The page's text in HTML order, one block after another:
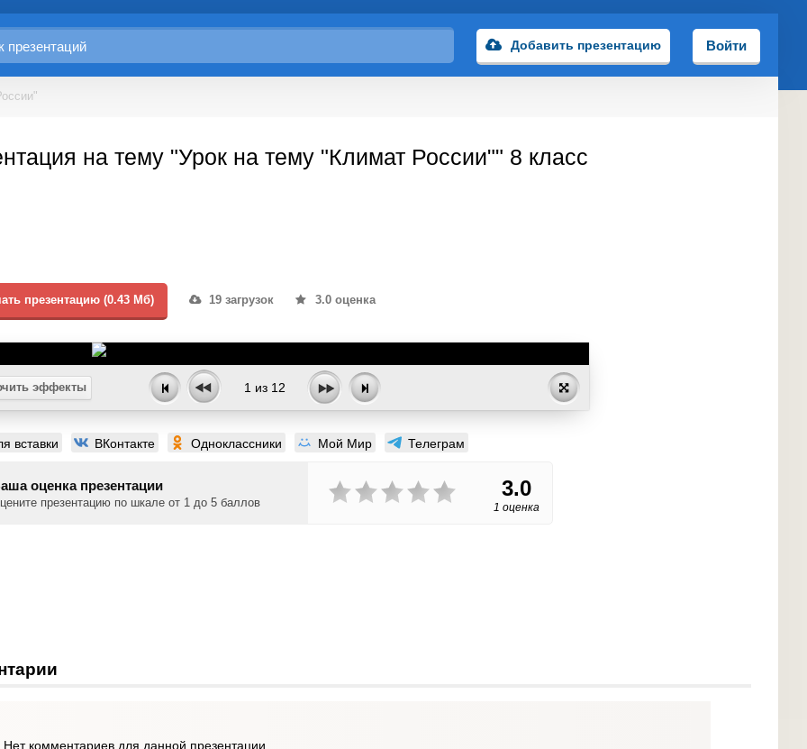
Добавить презентацию Войти
на тему "Урок на тему "Климат России"" 8 класс
презентацию (0.43 Мб) 19 загрузок 3.0 оценка
эффекты 1 из 12
вставки ВКонтакте Одноклассники Мой Мир Телеграм
оценка презентации
презентацию по шкале от 1 до 5 баллов
3.0
1 оценка
Нет комментариев для данной презентации